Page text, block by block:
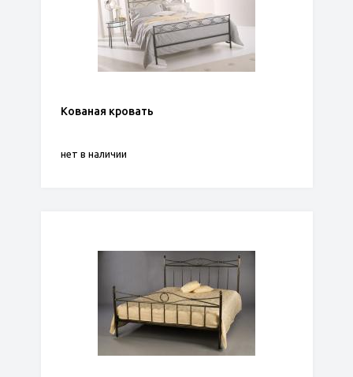
Кованая кровать
нет в наличии